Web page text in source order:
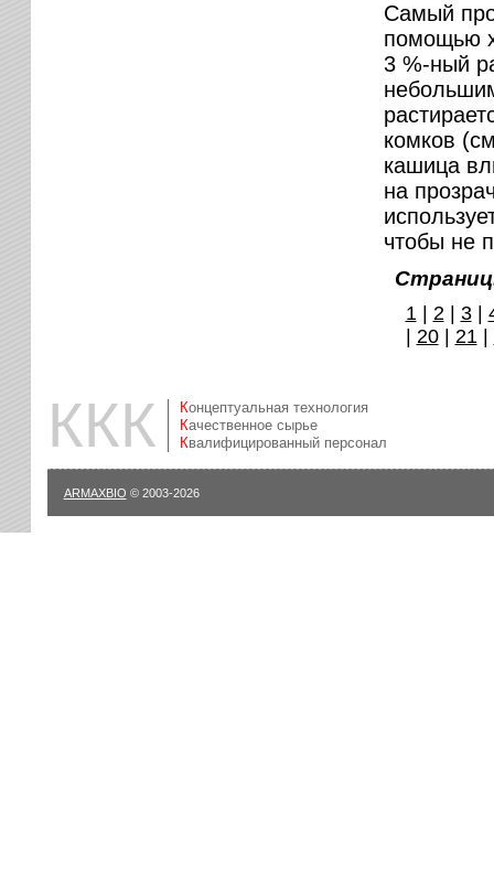
Самый
помощью
3 %-ный
комков
кашица
на
чтобы не
1| 2| 3|
20| 21|
ККК
Концептуальная технология
Качественное сырье
Квалифицированный персонал
ARMAXBIO © 2003-2026